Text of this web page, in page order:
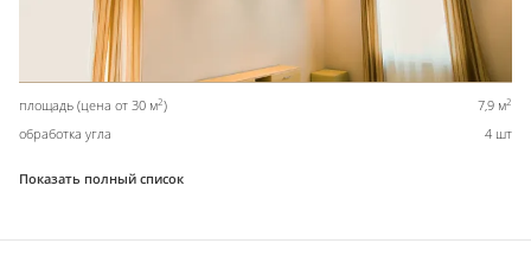
площадь (цена от 30 м2) 7,9 м2
обработка угла 4 шт
Показать полный список